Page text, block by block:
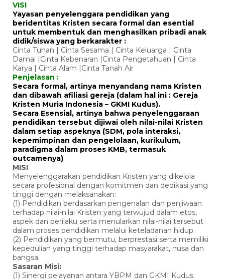
VISI
Yayasan penyelenggara pendidikan yang
beridentitas Kristen secara formal dan esential
untuk membentuk dan menghasilkan pribadi anak
didik/siswa yang berkarakter :
Cinta Tuhan | Cinta Sesama | Cinta Keluarga | Cinta
Damai |Cinta Kebenaran |Cinta Pengetahuan | Cinta
Karya | Cinta Alam |Cinta Tanah Air
Penjelasan :
Secara formal, artinya menyandang nama Kristen
dan dibawah afiliasi gereja (dalam hal ini : Gereja
Kristen Muria Indonesia – GKMI Kudus).
Secara Esensial, artinya bahwa penyelenggaraan
pendidikan tersebut dijiwai oleh nilai-nilai Kristen
dalam setiap aspeknya (SDM, pola interaksi,
kepemimpinan dan pengelolaan, kurikulum,
paradigma dalam proses KMB, termasuk
outcamenya)
MISI
Menyelenggarakan pendidikan Kristen yang dikelola
secara profesional dengan komitmen dan dedikasi yang
tinggi dengan melaksanakan:
(1) Pendidikan berdasarkan pengenalan dan penjiwaan
terhadap nilai-nilai Kristen yang terwujud dalam etos,
aspek dan perilaku serta menularkan nilai-nilai tersebut
dalam proses pendidikan melalui keteladanan hidup.
(2) Pendidikan yang bermutu, berprestasi serta memiliki
kepedulian yang tinggi terhadap masyarakat, nusa dan
bangsa.
Sasaran Misi:
(1) Sinergi pelayanan antara YBPM dan GKMI Kudus